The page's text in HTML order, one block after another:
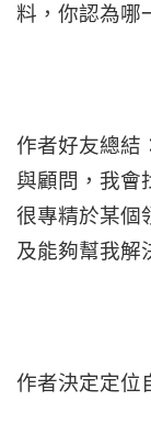
料，你認為哪
作者好友總結
與顧問，我會
很專精於某個
及能夠幫我解
作者決定定位